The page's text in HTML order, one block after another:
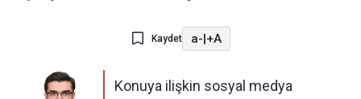
Kaydet a-|+A
Konuya ilişkin sosyal medya